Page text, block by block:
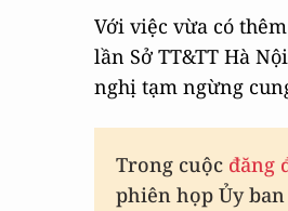
Với việc vừa có
lần Sở TT&TT Hà
nghị tạm ngừng
Trong cuộc đăng
phiên họp Ủy